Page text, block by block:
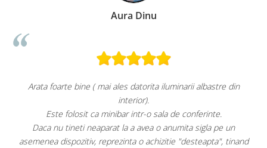
datorita iluminarii albastre din
intr-o sala de conferinte.
a avea o anumita sigla pe un
o achizitie "desteapta", tinand
Răcește foarte
Faptul că grătarul metalic se
este, după părerea mea, un